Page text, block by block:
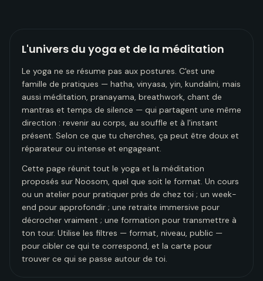
L'univers du yoga et de la méditation
Le yoga ne se résume pas aux postures. C'est une
famille de pratiques — hatha, vinyasa, yin, kundalini, mais
aussi méditation, pranayama, breathwork, chant de
mantras et temps de silence — qui partagent une même
direction : revenir au corps, au souffle et à l'instant
présent. Selon ce que tu cherches, ça peut être doux et
réparateur ou intense et engageant.
Cette page réunit tout le yoga et la méditation
proposés sur Noosom, quel que soit le format. Un cours
ou un atelier pour pratiquer près de chez toi ; un week-
end pour approfondir ; une retraite immersive pour
décrocher vraiment ; une formation pour transmettre à
ton tour. Utilise les filtres — format, niveau, public —
pour cibler ce qui te correspond, et la carte pour
trouver ce qui se passe autour de toi.